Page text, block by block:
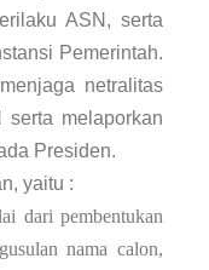
ASN, serta
Pemerintah.
netralitas
serta melaporkan
Presiden.
yaitu :
dari pembentukan
nama calon,